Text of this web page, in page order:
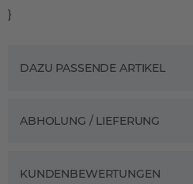
}
DAZU PASSENDE ARTIKEL
ABHOLUNG / LIEFERUNG
KUNDENBEWERTUNGEN